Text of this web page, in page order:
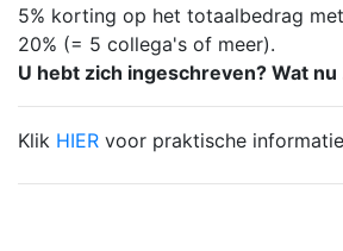
5% korting op het totaalbedrag
20% (= 5 collega's of meer).
U hebt zich ingeschreven? Wat nu
Klik HIER voor praktische